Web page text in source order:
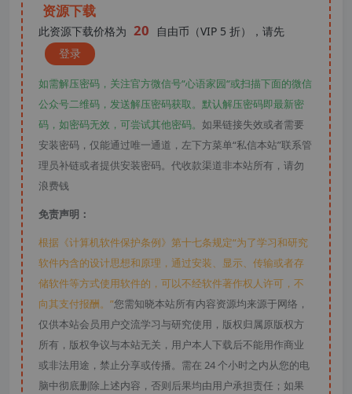
资源下载
此资源下载价格为 20
自由币（VIP 5 折），请先
登录
如需解压密码，关注官方微信号“心语家园“或扫描下面的微信
公众号二维码，发送解压密码获取。默认解压密码即最新密
码，如密码无效，可尝试其他密码。 如果链接失效或者需要
安装密码，仅能通过唯一通道，左下方菜单“私信本站”联系管
理员补链或者提供安装密码。代收款渠道非本站所有，请勿
浪费钱
免责声明：
根据《计算机软件保护条例》第十七条规定“为了学习和研究
软件内含的设计思想和原理，通过安装、显示、传输或者存
储软件等方式使用软件的，可以不经软件著作权人许可，不
向其支付报酬。”您需知晓本站所有内容资源均来源于网络，
仅供本站会员用户交流学习与研究使用，版权归属原版权方
所有，版权争议与本站无关，用户本人下载后不能用作商业
或非法用途，禁止分享或传播。需在 24 个小时之内从您的电
脑中彻底删除上述内容，否则后果均由用户承担责任；如果